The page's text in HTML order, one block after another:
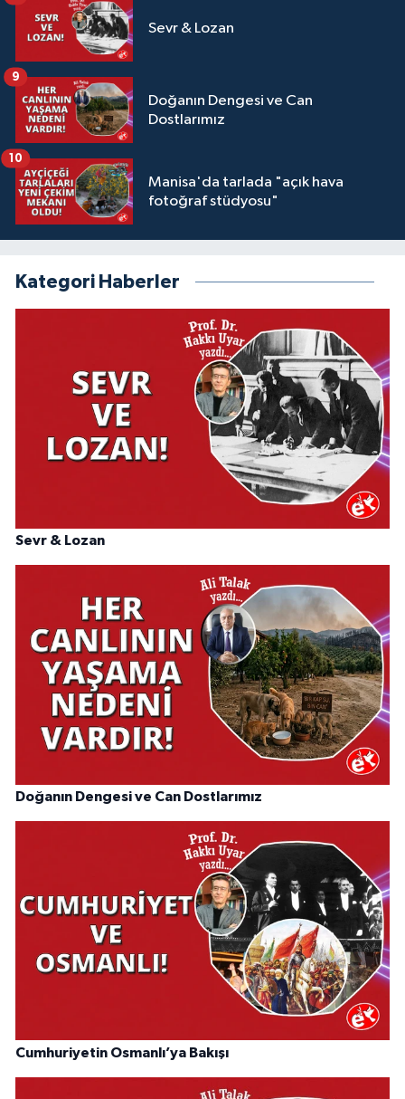
Sevr & Lozan
Doğanın Dengesi ve Can
Dostlarımız
9
Manisa'da tarlada "açık hava
fotoğraf stüdyosu"
10
Kategori Haberler
Sevr & Lozan
Doğanın Dengesi ve Can Dostlarımız
Cumhuriyetin Osmanlı’ya Bakışı